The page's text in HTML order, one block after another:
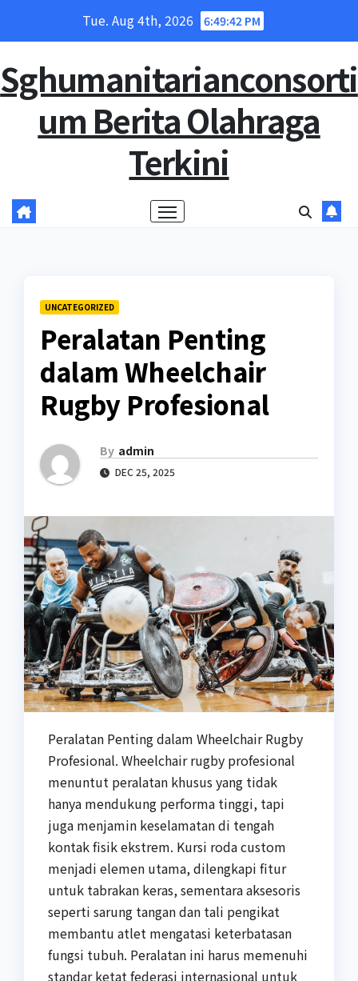
Tue. Aug 4th, 2026 6:49:42 PM
Sghumanitarianconsorti
um Berita Olahraga
Terkini
UNCATEGORIZED
Peralatan Penting
dalam Wheelchair
Rugby Profesional
By admin
DEC 25, 2025
Peralatan Penting dalam Wheelchair Rugby
Profesional. Wheelchair rugby profesional
menuntut peralatan khusus yang tidak
hanya mendukung performa tinggi, tapi
juga menjamin keselamatan di tengah
kontak fisik ekstrem. Kursi roda custom
menjadi elemen utama, dilengkapi fitur
untuk tabrakan keras, sementara aksesoris
seperti sarung tangan dan tali pengikat
membantu atlet mengatasi keterbatasan
fungsi tubuh. Peralatan ini harus memenuhi
standar ketat federasi internasional untuk